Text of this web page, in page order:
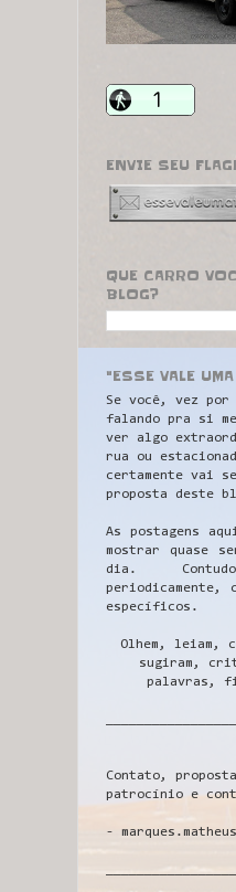
ENVIE SEU
QUE CARRO
BLOG?
"ESSE VALE
Se você, vez
falando pra si
ver algo
rua ou
certamente vai
proposta deste
As postagens
mostrar quase
dia.
periodicamente,
específicos.
Olhem, leiam,
sugiram,
palavras,
Contato,
patrocínio e
-